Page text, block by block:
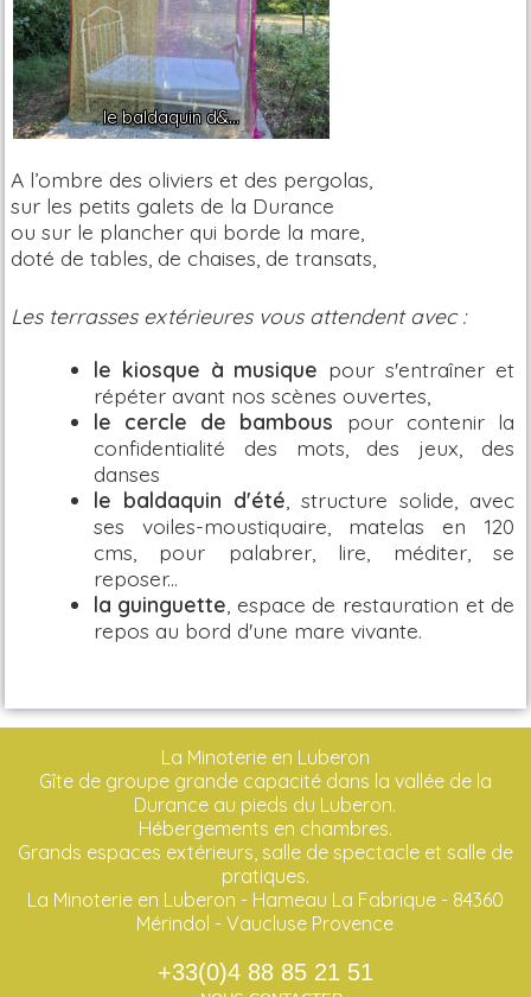
le baldaquin d&...
A l’ombre des oliviers et des pergolas,
sur les petits galets de la Durance
ou sur le plancher qui borde la mare,
doté de tables, de chaises, de transats,
Les terrasses extérieures vous attendentavec :
le kiosque à musique pour s'entraîner et
répéter avant nos scènes ouvertes,
le cercle de bambous pour contenir la
confidentialité des mots, des jeux, des
danses
le baldaquin d'été , structure solide, avec
ses voiles-moustiquaire, matelas en 120
cms, pour palabrer, lire, méditer, se
reposer...
la guinguette , espace de restauration et de
repos au bord d'une mare vivante.
La Minoterie en Luberon
Gîte de groupe grande capacité dans la vallée de la
Durance au pieds du Luberon.
Hébergements en chambres.
Grands espaces extérieurs, salle de spectacle et salle de
pratiques.
La Minoterie en Luberon - Hameau La Fabrique - 84360
Mérindol - Vaucluse Provence
+33(0)4 88 85 21 51